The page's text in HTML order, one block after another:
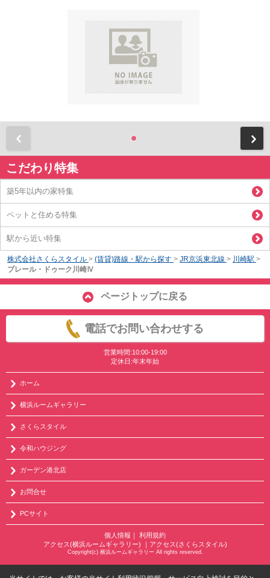
こだわり特集
築5年以内の家特集
ペットと住める特集
駅から近い特集
株式会社さくらスタイル > (賃貸)路線・駅から探す > JR京浜東北線 > 川崎駅 >
プレール・ドゥーク川崎Ⅳ
ページトップに戻る
電話でお問い合わせする
営業時間:10:00-19:00
定休日:年末年始
ホーム
横浜ルームギャラリー
さくらスタイル
令和ハウジング
ガーデン港北店
お問合せ
PCサイト
個人情報
利用規約
アクセス(横浜ルームギャラリー)
アクセス(さくらスタイル)
Copyright(c) 横浜ルームギャラリー All rights reserved.